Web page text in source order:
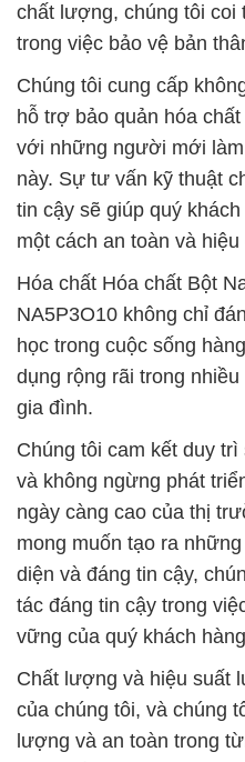
chất lượng, chúng tôi coi
trong việc bảo vệ bản
Chúng tôi cung cấp
hỗ trợ bảo quản hóa
với những người mới
này. Sự tư vấn kỹ thuật
tin cậy sẽ giúp quý
một cách an toàn và hiệu
Hóa chất Hóa chất Bột
NA5P3O10 không chỉ
học trong cuộc sống
dụng rộng rãi trong
gia đình.
Chúng tôi cam kết duy
và không ngừng phát
ngày càng cao của thị
mong muốn tạo ra
diện và đáng tin cậy,
tác đáng tin cậy trong
vững của quý khách
Chất lượng và hiệu suất
của chúng tôi, và chúng
lượng và an toàn trong